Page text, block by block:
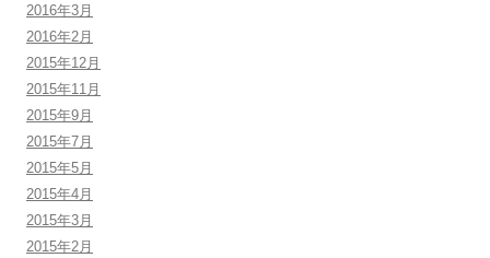
2016年3月
2016年2月
2015年12月
2015年11月
2015年9月
2015年7月
2015年5月
2015年4月
2015年3月
2015年2月